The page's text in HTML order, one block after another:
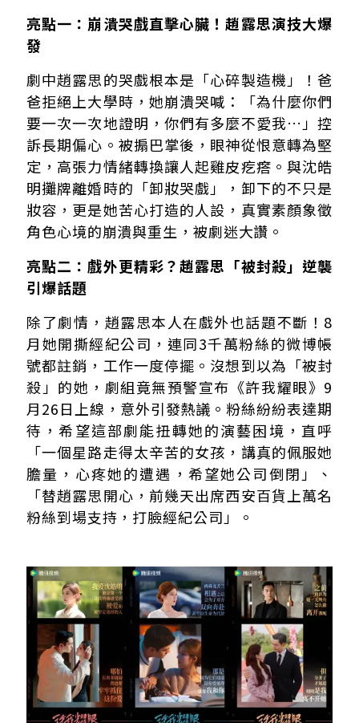
亮點一：崩潰哭戲直擊心臟！趙露思演技大爆
發
劇中趙露思的哭戲根本是「心碎製造機」！爸
爸拒絕上大學時，她崩潰哭喊：「為什麼你們
要一次一次地證明，你們有多麼不愛我…」控
訴長期偏心。被搧巴掌後，眼神從恨意轉為堅
定，高張力情緒轉換讓人起雞皮疙瘩。與沈皓
明攤牌離婚時的「卸妝哭戲」，卸下的不只是
妝容，更是她苦心打造的人設，真實素顏象徵
角色心境的崩潰與重生，被劇迷大讚。
亮點二：戲外更精彩？趙露思「被封殺」逆襲
引爆話題
除了劇情，趙露思本人在戲外也話題不斷！8
月她開撕經紀公司，連同3千萬粉絲的微博帳
號都註銷，工作一度停擺。沒想到以為「被封
殺」的她，劇組竟無預警宣布《許我耀眼》9
月26日上線，意外引發熱議。粉絲紛紛表達期
待，希望這部劇能扭轉她的演藝困境，直呼
「一個星路走得太辛苦的女孩，講真的佩服她
膽量，心疼她的遭遇，希望她公司倒閉」、
「替趙露思開心，前幾天出席西安百貨上萬名
粉絲到場支持，打臉經紀公司」。